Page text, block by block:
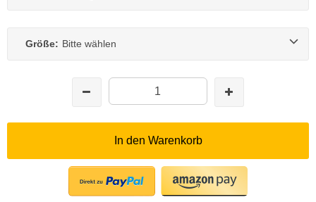
Größe: Bitte wählen
In den Warenkorb